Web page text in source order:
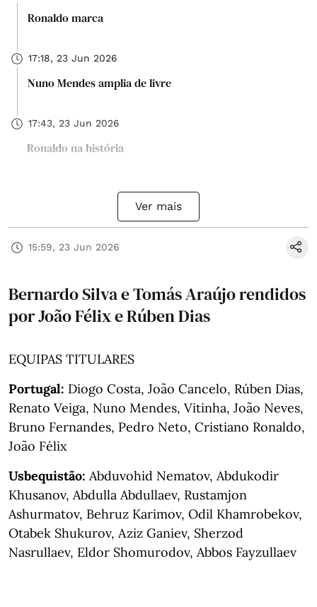
Ronaldo marca
17:18, 23 Jun 2026
Nuno Mendes amplia de livre
17:43, 23 Jun 2026
Ronaldo na história
Ver mais
15:59, 23 Jun 2026
Bernardo Silva e Tomás Araújo rendidos
por João Félix e Rúben Dias
EQUIPAS TITULARES
Portugal: Diogo Costa, João Cancelo, Rúben Dias,
Renato Veiga, Nuno Mendes, Vitinha, João Neves,
Bruno Fernandes, Pedro Neto, Cristiano Ronaldo,
João Félix
Usbequistão: Abduvohid Nematov, Abdukodir
Khusanov, Abdulla Abdullaev, Rustamjon
Ashurmatov, Behruz Karimov, Odil Khamrobekov,
Otabek Shukurov, Aziz Ganiev, Sherzod
Nasrullaev, Eldor Shomurodov, Abbos Fayzullaev